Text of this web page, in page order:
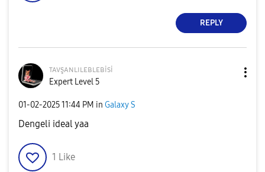
REPLY
ᴛᴀᴠşᴀɴʟɪʟᴇʙʟᴇʙisi
Expert Level 5
‎01-02-202511:44 PM in Galaxy S
Dengeli ideal yaa
1 Like